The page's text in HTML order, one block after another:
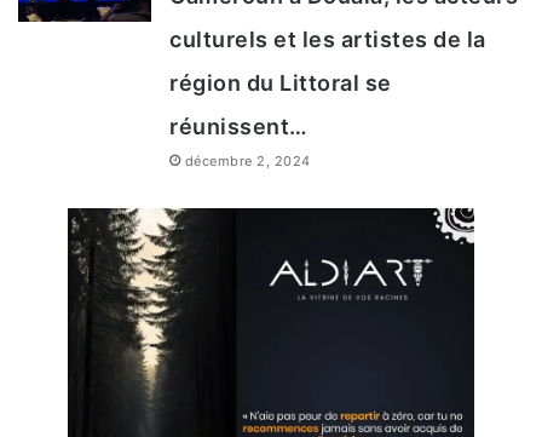
LAST POPPER
LAST POPPER LAST POPPER
LAST POPPER
n
culturels et les artistes de la
région du Littoral se
réunissent…
décembre 2, 2024